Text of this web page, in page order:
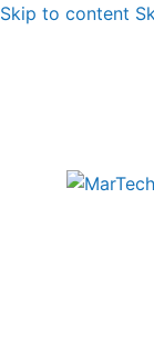
Skip to content